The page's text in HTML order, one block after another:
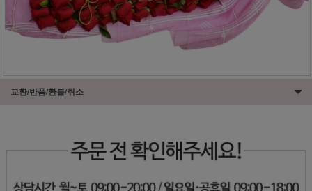
교환/반품/환불/취소